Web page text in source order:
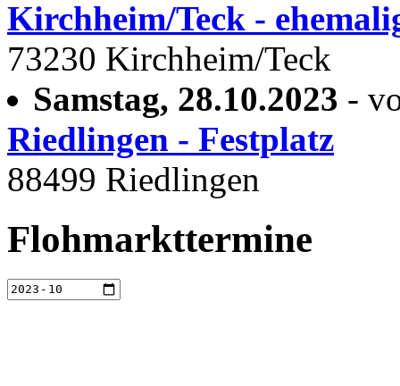
Kirchheim/Teck -
73230 Kirchheim/Teck
Samstag, 28.10.2023 -
Riedlingen - Festplatz
88499 Riedlingen
Flohmarkttermine